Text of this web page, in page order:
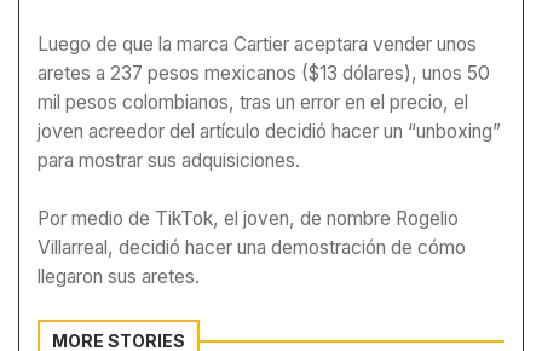
Luego de que la marca Cartier aceptara vender unos
aretes a 237 pesos mexicanos ($13 dólares), unos 50
mil pesos colombianos, tras un error en el precio, el
joven acreedor del artículo decidió hacer un “unboxing”
para mostrar sus adquisiciones.
Por medio de TikTok, el joven, de nombre Rogelio
Villarreal, decidió hacer una demostración de cómo
llegaron sus aretes.
MORE STORIES